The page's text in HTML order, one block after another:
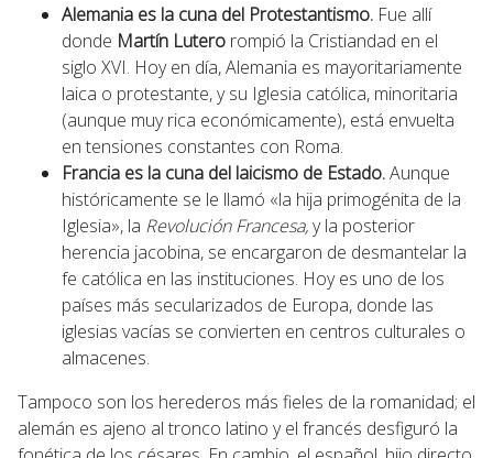
Alemania es la cuna del Protestantismo. Fue allí
donde Martín Lutero rompió la Cristiandad en el
siglo XVI. Hoy en día, Alemania es mayoritariamente
laica o protestante, y su Iglesia católica, minoritaria
(aunque muy rica económicamente), está envuelta
en tensiones constantes con Roma.
Francia es la cuna del laicismo de Estado.Aunque
históricamente se le llamó «la hija primogénita de la
Iglesia», la Revolución Francesa,y la posterior
herencia jacobina, se encargaron de desmantelar la
fe católica en las instituciones. Hoy es uno de los
países más secularizados de Europa, donde las
iglesias vacías se convierten en centros culturales o
almacenes.
Tampoco son los herederos más fieles de la romanidad; el
alemán es ajeno al tronco latino y el francés desfiguró la